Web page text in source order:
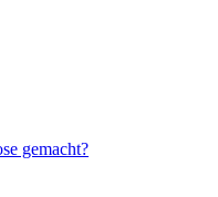
gemacht?